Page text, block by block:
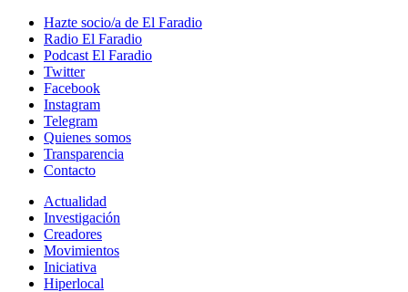
Hazte socio/a de El Faradio
Radio El Faradio
Podcast El Faradio
Twitter
Facebook
Instagram
Telegram
Quienes somos
Transparencia
Contacto
Actualidad
Investigación
Creadores
Movimientos
Iniciativa
Hiperlocal